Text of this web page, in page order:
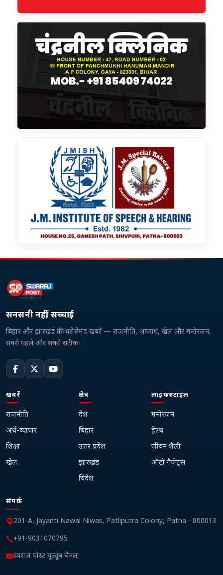
सनसनी नहीं, सच्चाई
बिहार और झारखंड की भरोसेमंद खबरें — राजनीति, अपराध, खेल और मनोरंजन,
सबसे पहले और सबसे सटीक।
खबरें
राजनीति
अर्थ-व्यापार
शिक्षा
खेल
क्षेत्र
देश
बिहार
उत्तर प्रदेश
झारखंड
विदेश
लाइफस्टाइल
मनोरंजन
हेल्थ
जीवन शैली
ऑटो गैजेट्स
संपर्क
201-A, Jayanti Nawal Niwas, Patliputra Colony, Patna - 800013
+91-9031070795
स्वराज पोस्ट यूट्यूब चैनल